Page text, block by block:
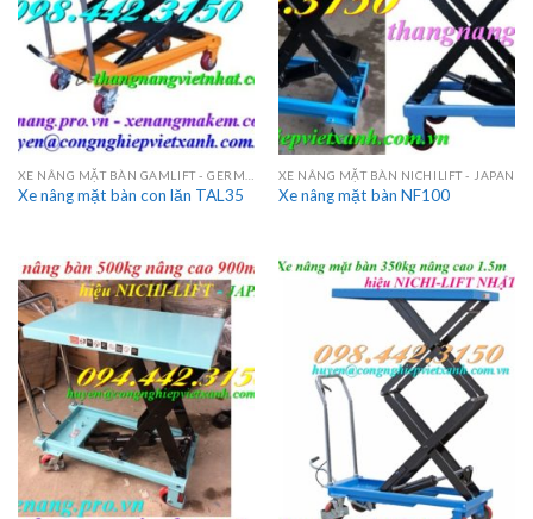
Xe nâng mặt bàn con lăn TAL35
XE NÂNG MẶT BÀN NICHILIFT - JAPAN
Xe nâng mặt bàn NF100